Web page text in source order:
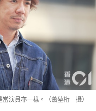
演員亦一樣。（蕭堃桁 攝）